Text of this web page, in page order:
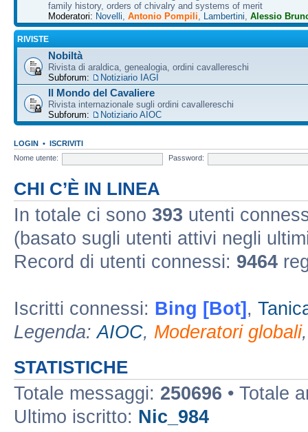
family history, orders of chivalry and systems of merit
Moderatori: Novelli Antonio Pompili Lambertini Alessio
RIVISTE
Nobiltà
Rivista di araldica, genealogia, ordini cavallereschi
Subforum:
Notiziario IAGI
Il Mondo del Cavaliere
Rivista internazionale sugli ordini cavallereschi
Subforum:
Notiziario AIOC
LOGIN • ISCRIVITI
Nome utente:
Password:
CHI C’È IN LINEA
In totale ci sono 393 utenti
(basato sugli utenti attivi negli
Record di utenti connessi: 9464
Iscritti connessi: Bing [Bot] ,
Legenda:AIOC, Moderatori globali
STATISTICHE
Totale messaggi: 250696 • Totale
Ultimo iscritto: Nic_984